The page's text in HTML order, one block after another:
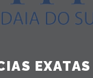
EXATAS